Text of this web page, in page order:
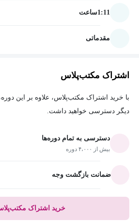
1:11ساعت
مقدماتی
اشتراک مکتب‌پلاس
دیگر دسترسی خواهید داشت.
دسترسی به تمام دوره‌ها
بیش از ۴،۰۰۰ دوره
ضمانت بازگشت وجه
خرید اشتراک